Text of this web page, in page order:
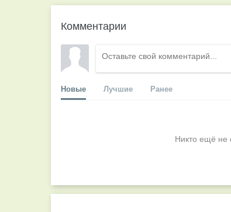
Комментарии
Новые Лучшие Ранее
Никто ещё не